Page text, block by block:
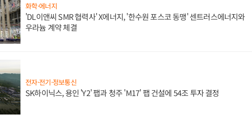
화학·에너지
'DL이앤씨 SMR 협력사' X에너지, '한수원 포스코 동맹' 센트러스에너지와
우라늄 계약 체결
전자·전기·정보통신
SK하이닉스, 용인 'Y2' 팹과 청주 'M17' 팹 건설에 54조 투자 결정